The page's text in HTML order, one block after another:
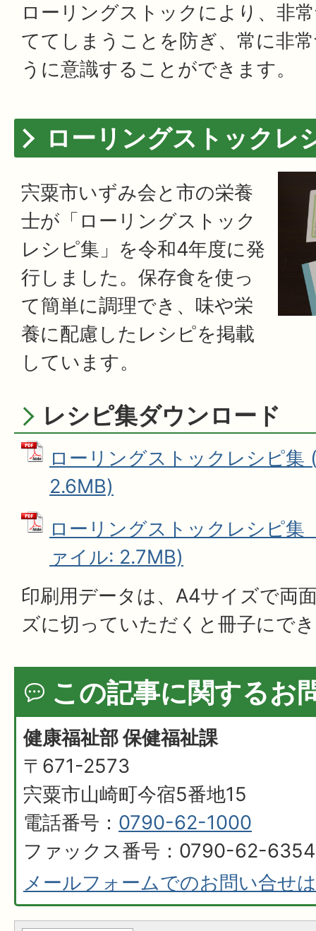
ローリングストックにより、非
ててしまうことを防ぎ、常に非
うに意識することができます。
ローリングストックレ
宍粟市いずみ会と市の栄養
士が「ローリングストック
レシピ集」を令和4年度に発
行しました。保存食を使っ
て簡単に調理でき、味や栄
養に配慮したレシピを掲載
しています。
レシピ集ダウンロード
ローリングストックレシピ集
2.6MB)
ローリングストックレシピ集
ァイル: 2.7MB)
印刷用データは、A4サイズで両
ズに切っていただくと冊子にで
この記事に関するお
健康福祉部 保健福祉課
〒671-2573
宍粟市山崎町今宿5番地15
電話番号： 0790-62-1000
ファックス番号：0790-62-6354
メールフォームでのお問い合せ